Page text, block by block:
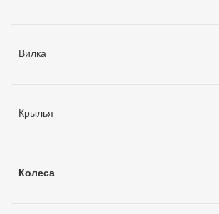
Вилка
Крылья
Колеса